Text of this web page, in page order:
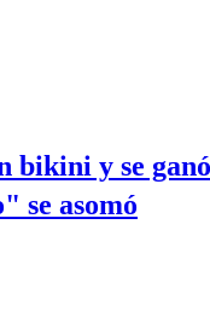
bikini y se
se asomó